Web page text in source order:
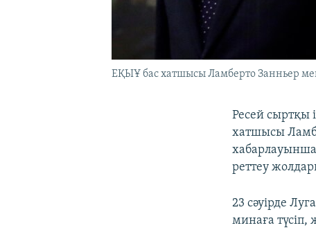
ЕҚЫҰ бас хатшысы Ламберто Занньер
Ресей сыртқы
хатшысы
реттеу
23 сәуірде
минаға